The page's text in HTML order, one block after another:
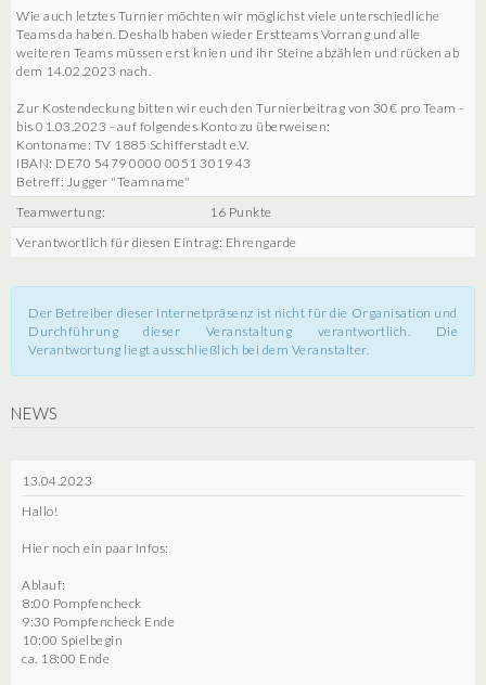
Wie auch letztes Turnier möchten wir möglichst viele unterschiedliche
Teams da haben. Deshalb haben wieder Erstteams Vorrang und alle
weiteren Teams müssen erst knien und ihr Steine abzählen und rücken ab
dem 14.02.2023 nach.
Zur Kostendeckung bitten wir euch den Turnierbeitrag von 30€ pro Team -
bis 01.03.2023 - auf folgendes Konto zu überweisen:
Kontoname: TV 1885 Schifferstadt e.V.
IBAN: DE70 5479 0000 0051 3019 43
Betreff: Jugger "Teamname"
Teamwertung:
16 Punkte
Verantwortlich für diesen Eintrag: Ehrengarde
Der Betreiber dieser Internetpräsenz ist nicht für die Organisation und
Durchführung dieser Veranstaltung verantwortlich. Die
Verantwortung liegt ausschließlich bei dem Veranstalter.
NEWS
13.04.2023
Hallo!
Hier noch ein paar Infos:
Ablauf:
8:00 Pompfencheck
9:30 Pompfencheck Ende
10:00 Spielbegin
ca. 18:00 Ende